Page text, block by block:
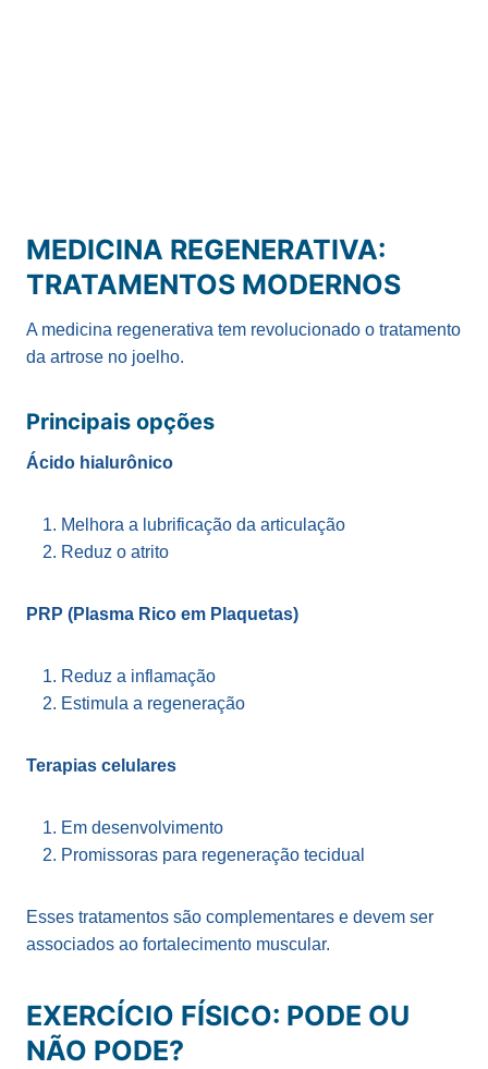
MEDICINA REGENERATIVA:
TRATAMENTOS MODERNOS
A medicina regenerativa tem revolucionado o tratamento
da artrose no joelho.
Principais opções
Ácido hialurônico
Melhora a lubrificação da articulação
Reduz o atrito
PRP (Plasma Rico em Plaquetas)
Reduz a inflamação
Estimula a regeneração
Terapias celulares
Em desenvolvimento
Promissoras para regeneração tecidual
Esses tratamentos são complementares e devem ser
associados ao fortalecimento muscular.
EXERCÍCIO FÍSICO: PODE OU
NÃO PODE?